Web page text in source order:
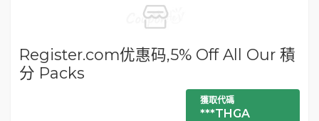
Register.com优惠码,5% Off All Our 積
分 Packs
獲取代碼
***THGA